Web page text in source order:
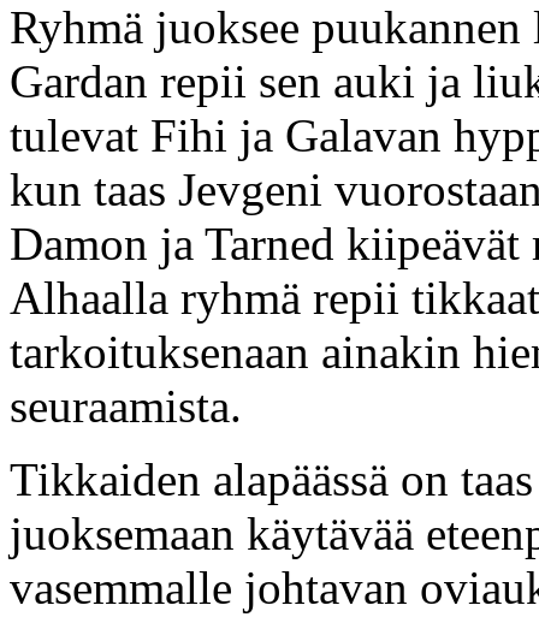
Ryhmä juoksee
Gardan repii sen auki ja
tulevat Fihi ja Galavan
kun taas Jevgeni
Damon ja Tarned
Alhaalla ryhmä repii
tarkoituksenaan ainakin
seuraamista.
Tikkaiden alapäässä on
juoksemaan käytävää
vasemmalle johtavan